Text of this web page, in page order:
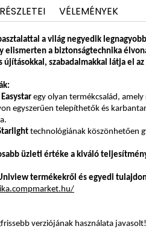
VÉLEMÉNYEK
a világ negyedik
elismerten a biztonságtechnika
újításokkal, szabadalmakkal látja el az
Easystar egy olyan termékcsalád,
egyszerűen telepíthetők és
technológiának köszönhetően
üzleti értéke a kiváló
termékekről és egyedi
verziójának használata javasolt!